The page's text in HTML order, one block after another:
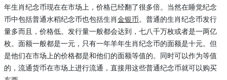
年生肖纪念币现在在市场上，价格已经翻了很多倍。当然在睡觉纪念
币中包括普通水稻纪念币也包括生肖金银币。普通的生肖纪念币发行
量多而且，价格低。发行量一般都会达到，七八千万枚或者是一两亿
枚。面额一般都是一元，只有一年羊年生肖纪念币的面额是十元。但
是他们在市场上的价格都是和他们的面额等值的。同时可以作为等值
的，流通货币在市场上进行流通，直接用这些普通纪念币就可以购买